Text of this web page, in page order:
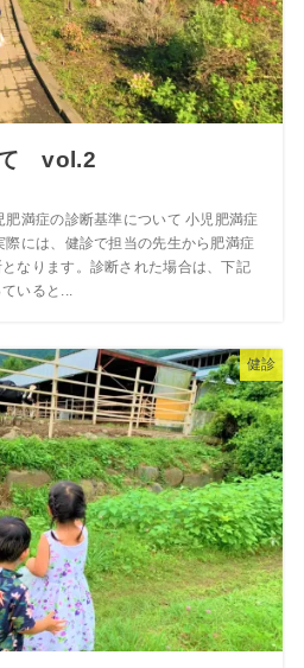
て vol.2
満症の診断基準について 小児肥満症
には、健診で担当の先生から肥満症
なります。診断された場合は、下記
いると...
健診